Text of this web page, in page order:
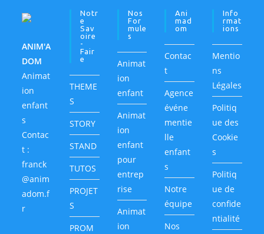
ANIM'A
DOM
Animat
ion
enfant
s
Contac
t :
franck
@anim
adom.f
r
Notr
E
Sav
Oire
-
Fair
E
THEME
S
STORY
STAND
TUTOS
PROJET
S
PROM
Nos
For
Mule
S
Animat
ion
enfant
Animat
ion
enfant
pour
entrep
rise
Animat
ion
Ani
Mad
Om
Contac
t
Agence
événe
mentie
lle
enfant
s
Notre
équipe
Nos
Info
Rmat
Ions
Mentio
ns
Légales
Politiq
ue des
Cookie
s
Politiq
ue de
confide
ntialité